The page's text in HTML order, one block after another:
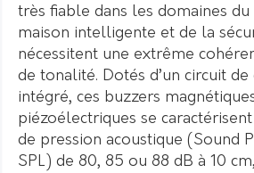
très fiable dans les domaines
maison intelligente et de la
nécessitent une extrême
de tonalité. Dotés d’un circuit de
intégré, ces buzzers
piézoélectriques se
de pression acoustique (Sound
SPL) de 80, 85 ou 88 dB à 10